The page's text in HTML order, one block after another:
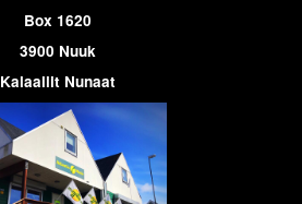
Box 1620
3900 Nuuk
Kalaallit Nunaat